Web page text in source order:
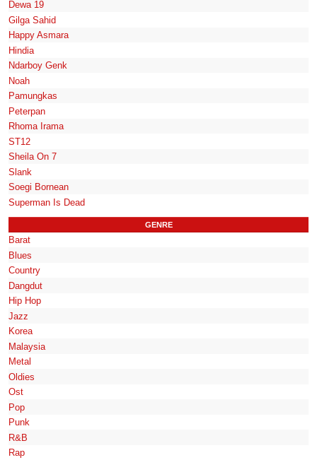
Dewa 19
Gilga Sahid
Happy Asmara
Hindia
Ndarboy Genk
Noah
Pamungkas
Peterpan
Rhoma Irama
ST12
Sheila On 7
Slank
Soegi Bornean
Superman Is Dead
GENRE
Barat
Blues
Country
Dangdut
Hip Hop
Jazz
Korea
Malaysia
Metal
Oldies
Ost
Pop
Punk
R&B
Rap